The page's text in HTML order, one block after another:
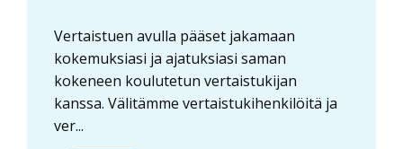
Vertaistuen avulla pääset jakamaan
kokemuksiasi ja ajatuksiasi saman
kokeneen koulutetun vertaistukijan
kanssa. Välitämme vertaistukihenkilöitä ja
ver...